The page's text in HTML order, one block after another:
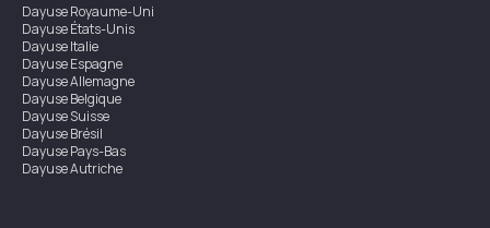
DayuseRoyaume-Uni
DayuseÉtats-Unis
DayuseItalie
DayuseEspagne
DayuseAllemagne
DayuseBelgique
DayuseSuisse
DayuseBrésil
DayusePays-Bas
DayuseAutriche